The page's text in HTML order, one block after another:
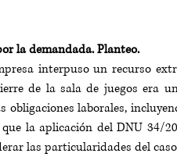
la demandada. Planteo.
interpuso un recurso
de la sala de juegos era
obligaciones laborales,
la aplicación del DNU 34/
las particularidades del